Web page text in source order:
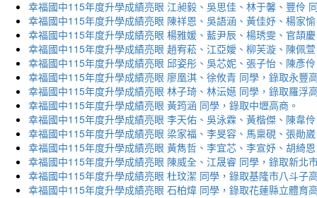
幸福國中115年度升學成績亮眼 江昶毅、吳思佳、林于馨、豐伶
幸福國中115年度升學成績亮眼 陳祥恩、吳語涵、黃佳妤、楊家
幸福國中115年度升學成績亮眼 楊雅媛、藍尹辰、楊琇雯、官頡
幸福國中115年度升學成績亮眼 趙宥菘、江亞嬡、柳芙漩、陳佩
幸福國中115年度升學成績亮眼 邱姿彤、吳芯妮、張子怡、陳彥
幸福國中115年度升學成績亮眼 廖凰淇、徐攸青 同學，錄取永豐
幸福國中115年度升學成績亮眼 林子琦、林沄嬨 同學，錄取羅浮
幸福國中115年度升學成績亮眼 黃筠涵 同學，錄取中壢高商。
幸福國中115年度升學成績亮眼 李天佑、吳泳霖、黃楷傑、陳韋
幸福國中115年度升學成績亮眼 梁家福、李旻容、馬稟硯、張勛
幸福國中115年度升學成績亮眼 黃雋哲、李宜芯、李宣妤、胡綺
幸福國中115年度升學成績亮眼 陳威全、江晟睿 同學，錄取新北
幸福國中115年度升學成績亮眼 杜玟潔 同學，錄取基隆市八斗子
幸福國中115年度升學成績亮眼 石柏煒 同學，錄取花蓮縣立體育